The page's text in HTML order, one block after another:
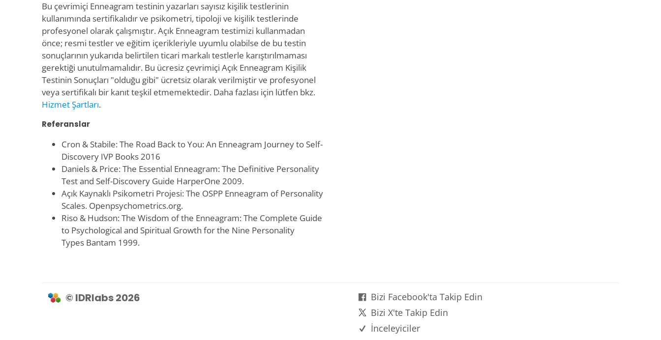
Bu çevrimiçi Enneagram testinin yazarları sayısız kişilik testlerinin
kullanımında sertifikalıdır ve psikometri, tipoloji ve kişilik testlerinde
profesyonel olarak çalışmıştır. Açık Enneagram testimizi kullanmadan
önce; resmi testler ve eğitim içerikleriyle uyumlu olabilse de bu testin
sonuçlarının yukarıda belirtilen ticari markalı testlerle karıştırılmaması
gerektiği unutulmamalıdır. Bu ücresiz çevrimiçi Açık Enneagram Kişilik
Testinin Sonuçları "olduğu gibi" ücretsiz olarak verilmiştir ve profesyonel
veya sertifikalı bir kanıt teşkil etmemektedir. Daha fazlası için lütfen bkz.
Hizmet Şartları.
Referanslar
Cron & Stabile: The Road Back to You: An Enneagram Journey to Self-
Discovery IVP Books 2016
Daniels & Price: The Essential Enneagram: The Definitive Personality
Test and Self-Discovery Guide HarperOne 2009.
Açık Kaynaklı Psikometri Projesi: The OSPP Enneagram of Personality
Scales. Openpsychometrics.org.
Riso & Hudson: The Wisdom of the Enneagram: The Complete Guide
to Psychological and Spiritual Growth for the Nine Personality
Types Bantam 1999.
© IDRlabs 2026
Bizi Facebook'ta Takip Edin
Bizi X'te Takip Edin
İnceleyiciler